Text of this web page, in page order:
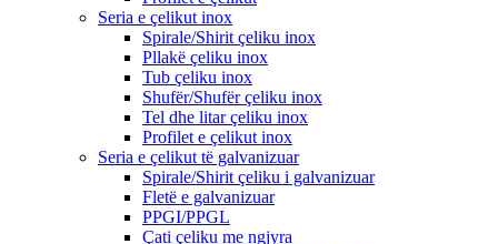
Seria e çelikut inox
Spirale/Shirit çeliku inox
Pllakë çeliku inox
Tub çeliku inox
Shufër/Shufër çeliku inox
Tel dhe litar çeliku inox
Profilet e çelikut inox
Seria e çelikut të galvanizuar
Spirale/Shirit çeliku i galvanizuar
Fletë e galvanizuar
PPGI/PPGL
Çati çeliku me ngjyra